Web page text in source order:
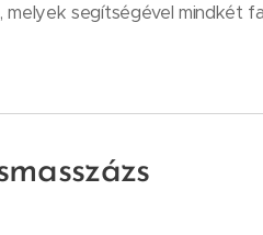
segítségével mindkét